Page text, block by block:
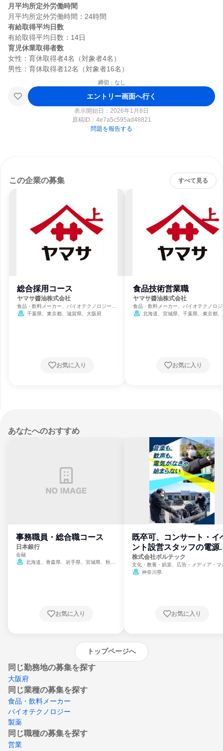
月平均所定外労働時間
有給取得平均日数
育児休業取得者数
女性：育休取得者4名（対象者4名）
締切：なし
エントリー画面へ行く
表示開始日：2026年1月8日
原稿ID： 4e7a5c595ad48821
問題を報告する
この企業の募集 すべて見る
総合採用コース
ヤマサ醬油株式会社
食品・飲料メーカー、バイオテクノロジー、
製薬 千葉県、東京都、滋賀県、大阪府
お気に入り
食品技術営業職
ヤマサ醬油株式会社
食品・飲料メーカー、バイオテクノロ
製薬 北海道、宮城県、千葉県、東京都
お気に入り
あなたへのおすすめ
事務職員・総合職コース
日本銀行
金融
北海道、青森県、岩手県、宮城県、秋田
崎県、熊本県、大分県、宮崎県、鹿児島県、
お気に入り
既卒可、コンサート・イ
ント設営スタッフの電源
門
株式会社ボルテック
文化・教養・娯楽、広告・メディア・マ
ミ、電力・ガス・水道・エネルギー
神奈川県
お気に入り
トップページへ
同じ勤務地の募集を探す
大阪府
同じ業種の募集を探す
食品・飲料メーカー
バイオテクノロジー
製薬
同じ職種の募集を探す
営業